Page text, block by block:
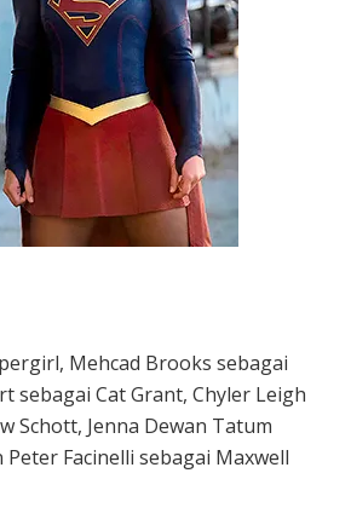
Mehcad Brooks sebagai
sebagai Cat Grant, Chyler Leigh
Schott, Jenna Dewan Tatum
Facinelli sebagai Maxwell